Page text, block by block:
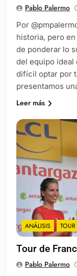
Pablo Palermo
Por
historia, pero
de ponderar lo
del equipo ideal
difícil optar por
presentamos
Leer más
ANÁLISIS
Tour de
Pablo Palermo